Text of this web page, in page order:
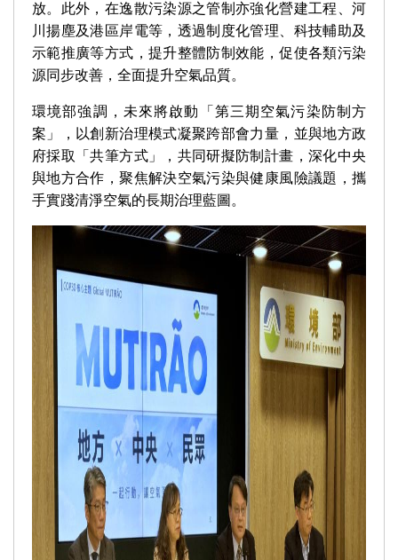
放。此外，在逸散污染源之管制亦強化營建工程、河
川揚塵及港區岸電等，透過制度化管理、科技輔助及
示範推廣等方式，提升整體防制效能，促使各類污染
源同步改善，全面提升空氣品質。
環境部強調，未來將啟動「第三期空氣污染防制方
案」，以創新治理模式凝聚跨部會力量，並與地方政
府採取「共筆方式」，共同研擬防制計畫，深化中央
與地方合作，聚焦解決空氣污染與健康風險議題，攜
手實踐清淨空氣的長期治理藍圖。